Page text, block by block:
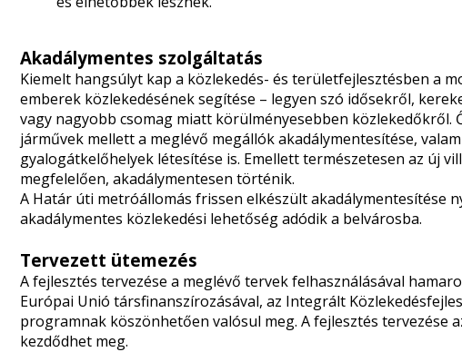
Akadálymentes szolgáltatás
Kiemelt hangsúlyt kap a közlekedés- és területfejlesztésben a
emberek közlekedésének segítése – legyen szó idősekről,
vagy nagyobb csomag miatt körülményesebben közlekedőkről.
járművek mellett a meglévő megállók akadálymentesítése,
gyalogátkelőhelyek létesítése is. Emellett természetesen az új
megfelelően, akadálymentesen történik.
A Határ úti metróállomás frissen elkészült akadálymentesítése
akadálymentes közlekedési lehetőség adódik a belvárosba.
Tervezett ütemezés
A fejlesztés tervezése a meglévő tervek felhasználásával
Európai Unió társfinanszírozásával, az Integrált
programnak köszönhetően valósul meg. A fejlesztés tervezése
kezdődhet meg.